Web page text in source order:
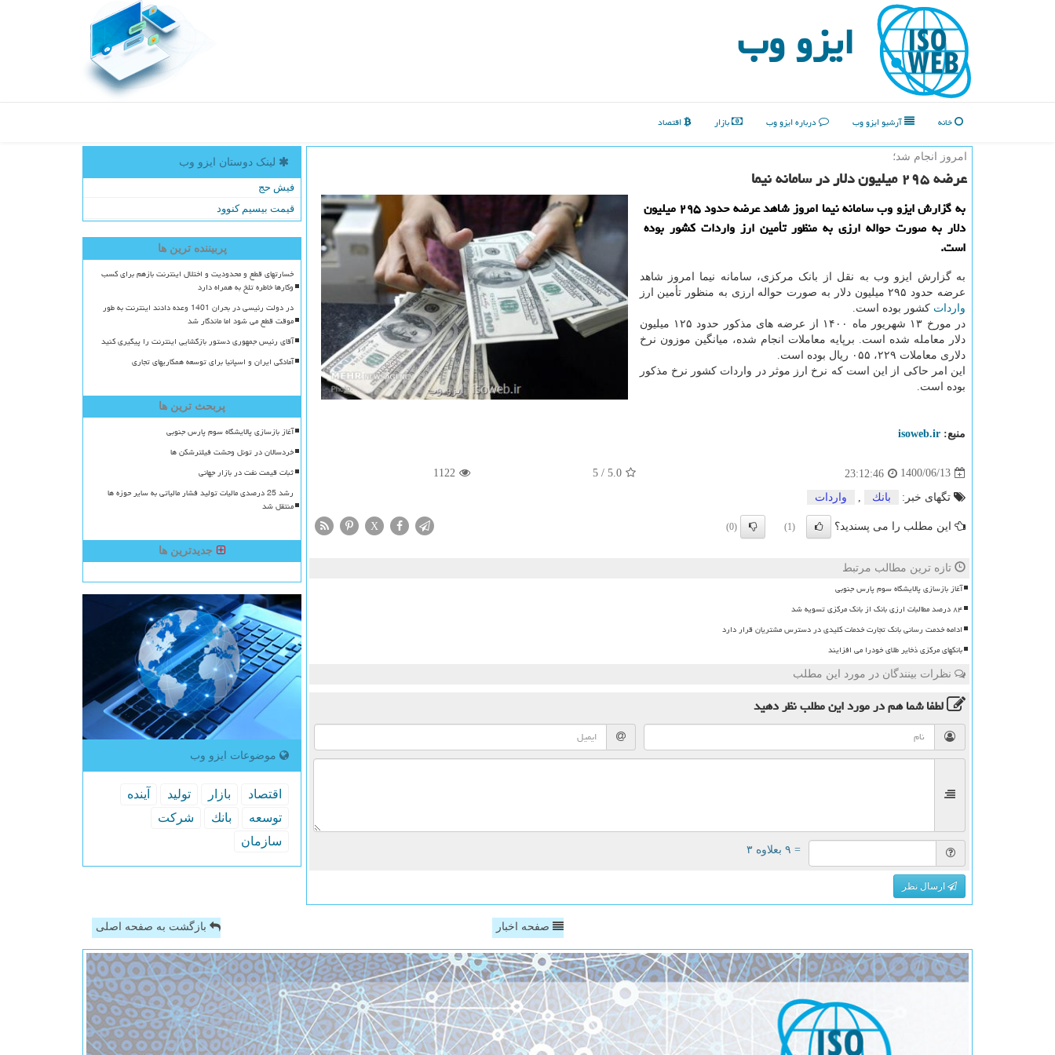
ایزو وب
خانه آرشیو ایزو وب درباره ایزو وب بازار اقتصاد
امروز انجام شد؛
عرضه ۲۹۵ میلیون دلار در سامانه نیما
به گزارش ایزو وب سامانه نیما امروز شاهد عرضه حدود ۲۹۵ میلیون
دلار به صورت حواله ارزی به منظور تأمین ارز واردات کشور بوده
است.
به گزارش ایزو وب به نقل از بانک مرکزی، سامانه نیما امروز شاهد
عرضه حدود ۲۹۵ میلیون دلار به صورت حواله ارزی به منظور تأمین ارز
واردات کشور بوده است.
در مورخ ۱۳ شهریور ماه ۱۴۰۰ از عرضه های مذکور حدود ۱۲۵ میلیون
دلار معامله شده است. برپایه معاملات انجام شده، میانگین موزون نرخ
دلاری معاملات ۲۲۹، ۰۵۵ ریال بوده است.
این امر حاکی از این است که نرخ ارز موثر در واردات کشور نرخ مذکور
بوده است.
منبع: isoweb.ir
1400/06/13
23:12:46
5.0
/
5
1122
تگهای خبر: بانك واردات
این مطلب را می پسندید؟ (1)
(0)
X
تازه ترین مطالب مرتبط
آغاز بازسازی پالایشگاه سوم پارس جنوبی
۸۴ درصد مطالبات ارزی بانک از بانک مرکزی تسویه شد
ادامه خدمت رسانی بانک تجارت خدمات کلیدی در دسترس مشتریان قرار دارد
بانکهای مرکزی ذخایر طلای خودرا می افزایند
نظرات بینندگان در مورد این مطلب
لطفا شما همدر مورد این مطلبنظر دهید
= ۹ بعلاوه ۳
ارسال نظر
لینک دوستان ایزو وب
فیش حج
قیمت بیسیم کنوود
پربیننده ترین ها
خسارتهای قطع و محدودیت و اختلال اینترنت بازهم برای کسب
وکارها خاطره تلخ به همراه دارد
در دولت رئیسی در بحران 1401 وعده دادند اینترنت به طور
موقت قطع می شود اما ماندگار شد
آقای رئیس جمهوری دستور بازگشایی اینترنت را پیگیری کنید
آمادگی ایران و اسپانیا برای توسعه همکاریهای تجاری
پربحث ترین ها
آغاز بازسازی پالایشگاه سوم پارس جنوبی
خردسالان در تونل وحشت فیلترشکن ها
ثبات قیمت نفت در بازار جهانی
رشد 25 درصدی مالیات تولید فشار مالیاتی به سایر حوزه ها
منتقل شد
جدیدترین ها
موضوعات ایزو وب
اقتصاد بازار تولید
آینده
توسعه
بانك
شركت
سازمان
صفحه اخبار بازگشت به صفحه اصلی